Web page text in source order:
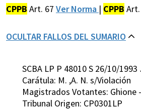
CPPB Art. 67 Ver Norma | CPPB Art.
OCULTAR FALLOS DEL SUMARIO
SCBA LP P 48010 S 26/10/1993
Carátula: M. ,A. N. s/Violación
Magistrados Votantes: Ghione
Tribunal Origen: CP0301LP